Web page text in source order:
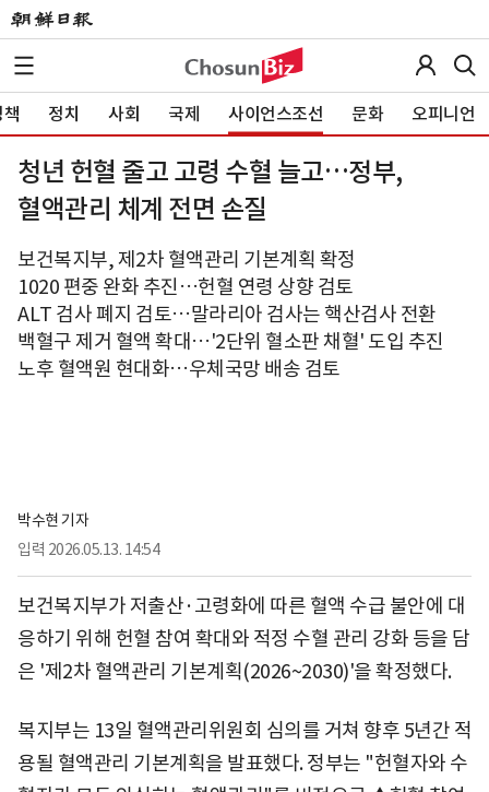
정치 사회 국제 사이언스조선 문화 오피니언
청년 헌혈 줄고 고령 수혈 늘고…정부,
혈액관리 체계 전면 손질
보건복지부, 제2차 혈액관리 기본계획 확정
1020 편중 완화 추진…헌혈 연령 상향 검토
ALT 검사 폐지 검토…말라리아 검사는 핵산검사 전환
백혈구 제거 혈액 확대…'2단위 혈소판 채혈' 도입 추진
노후 혈액원 현대화…우체국망 배송 검토
박수현 기자
입력 2026.05.13. 14:54
보건복지부가 저출산·고령화에 따른 혈액 수급 불안에 대
응하기 위해 헌혈 참여 확대와 적정 수혈 관리 강화 등을 담
은 '제2차 혈액관리 기본계획(2026~2030)'을 확정했다.
복지부는 13일 혈액관리위원회 심의를 거쳐 향후 5년간 적
용될 혈액관리 기본계획을 발표했다. 정부는 "헌혈자와 수